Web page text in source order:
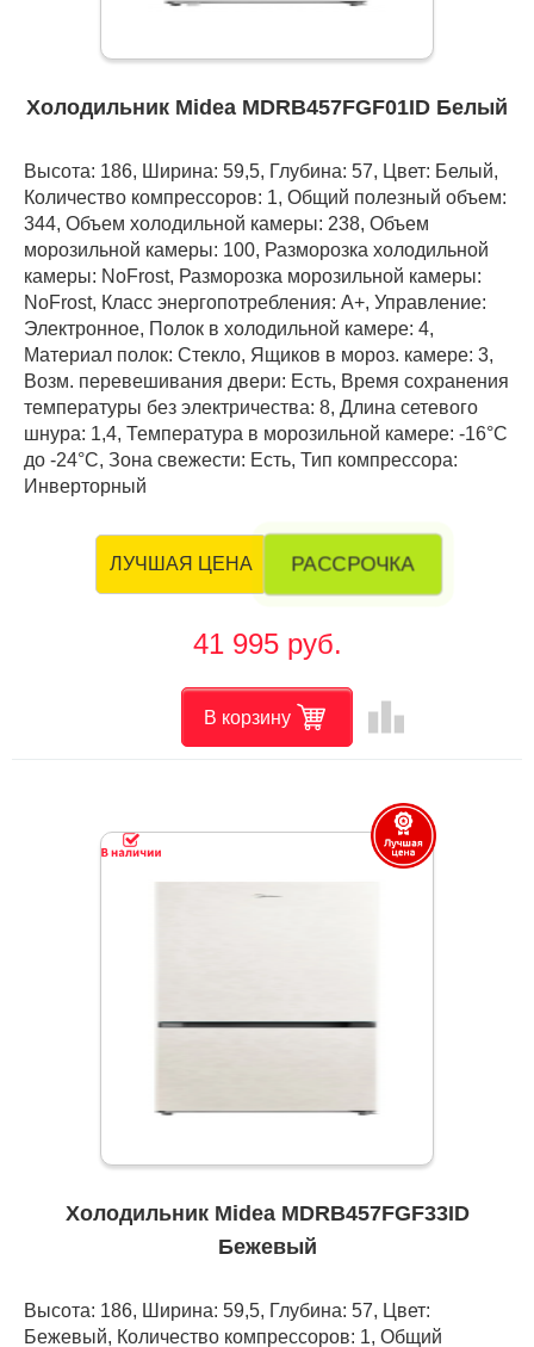
Холодильник Midea MDRB457FGF01ID Белый
Высота: 186, Ширина: 59,5, Глубина: 57, Цвет: Белый,
Количество компрессоров: 1, Общий полезный объем:
344, Объем холодильной камеры: 238, Объем
морозильной камеры: 100, Разморозка холодильной
камеры: NoFrost, Разморозка морозильной камеры:
NoFrost, Класс энергопотребления: А+, Управление:
Электронное, Полок в холодильной камере: 4,
Материал полок: Стекло, Ящиков в мороз. камере: 3,
Возм. перевешивания двери: Есть, Время сохранения
температуры без электричества: 8, Длина сетевого
шнура: 1,4, Температура в морозильной камере: -16°C
до -24°C, Зона свежести: Есть, Тип компрессора:
Инверторный
ЛУЧШАЯ ЦЕНА РАССРОЧКА
41 995 руб.
В корзину leaderboard
Холодильник Midea MDRB457FGF33ID
Бежевый
Высота: 186, Ширина: 59,5, Глубина: 57, Цвет:
Бежевый, Количество компрессоров: 1, Общий